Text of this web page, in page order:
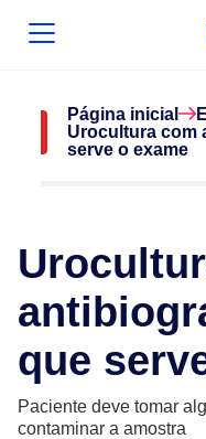
Página inicial
Urocultura com
serve o exame
que
Paciente deve tomar
contaminar a amostra